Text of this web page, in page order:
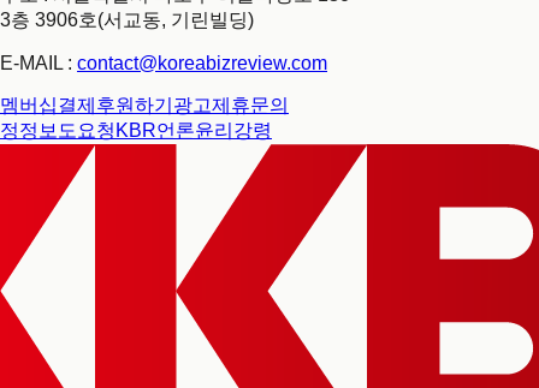
3층 3906호(서교동, 기린빌딩)
E-MAIL : contact@koreabizreview.com
멤버십결제 후원하기 광고제휴문의
정정보도요청 KBR언론윤리강령